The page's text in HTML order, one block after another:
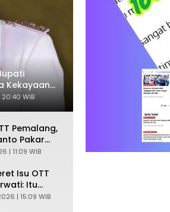
Kekayaan
Rp 12 Miliar
WIB
Pemalang,
Pakar
| 11:09 WIB
Isu OTT
Itu
Nama
| 15:09 WIB